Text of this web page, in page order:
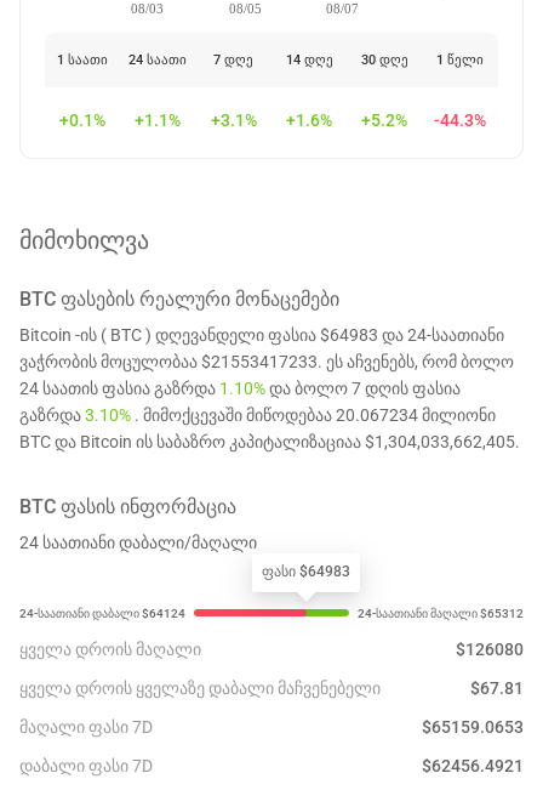
08/03 08/05 08/07
1 საათი 24 საათი 7 დღე 14 დღე 30 დღე 1 წელი
+0.1% +1.1% +3.1% +1.6% +5.2% -44.3%
მიმოხილვა
BTC ᲤᲐᲡᲔᲑᲘᲡ ᲠᲔᲐᲚᲣᲠᲘ ᲛᲝᲜᲐᲪᲔᲛᲔᲑᲘ
Bitcoin -ის ( BTC ) დღევანდელი ფასია $64983 და 24-საათიანი
ვაჭრობის მოცულობაა $21553417233. ეს აჩვენებს, რომ ბოლო
24 საათის ფასია გაზრდა 1.10%და ბოლო 7 დღის ფასია
გაზრდა3.10% . მიმოქცევაში მიწოდებაა 20.067234 მილიონი
BTC და Bitcoin ის საბაზრო კაპიტალიზაციაა $1,304,033,662,405.
BTC ᲤᲐᲡᲘᲡ ᲘᲜᲤᲝᲠᲛᲐᲪᲘᲐ
24 საათიანი დაბალი/მაღალი
ფასი $64983
ყველა დროის მაღალი $126080
ყველა დროის ყველაზე დაბალი მაჩვენებელი
$67.81
მაღალი ფასი 7D
$65159.0653
დაბალი ფასი 7D
$62456.4921